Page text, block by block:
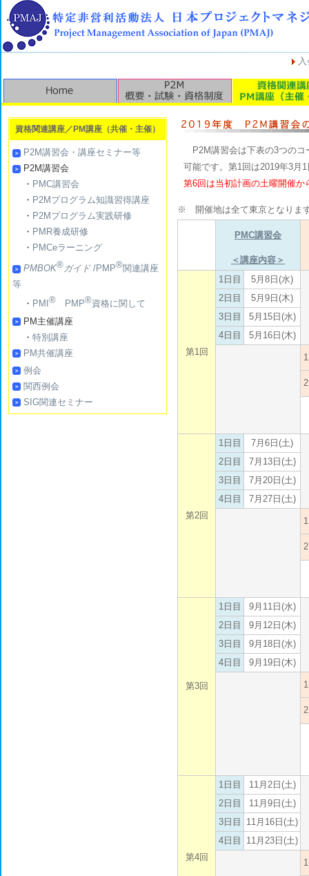
資格関連講座／PM講座（共催・主催）
P2M講習会・講座セミナー等
P2M講習会
・ PMC講習会
・ P2Mプログラム知識習得講座
・ P2Mプログラム実践研修
・ PMR養成研修
・ PMCeラーニング
PMBOK®ガイド/PMP®関連講座
等
・ PMI ® PMP®資格に関して
PM主催講座
・ 特別講座
PM共催講座
例会
関西例会
SIG関連セミナー
P2M講習会は下表の3つのコ
可能です。第1回は2019年3月
第6回は当初計画の土曜開催
※ 開催地は全て東京となりま
PMC講習会
＜講座内容＞
第1回
1日目
5月8日(水)
2日目
5月9日(木)
3日目
5月15日(水)
4日目
5月16日(木)
第2回
1日目
7月6日(土)
2日目
7月13日(土)
3日目
7月20日(土)
4日目
7月27日(土)
第3回
1日目
9月11日(水)
2日目
9月12日(木)
3日目
9月18日(水)
4日目
9月19日(木)
第4回
1日目
11月2日(土)
2日目
11月9日(土)
3日目
11月16日(土)
4日目
11月23日(土)